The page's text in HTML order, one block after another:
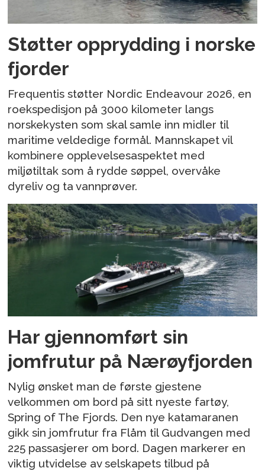
Støtter opprydding i norske
fjorder
Frequentis støtter Nordic Endeavour 2026, en
roekspedisjon på 3000 kilometer langs
norskekysten som skal samle inn midler til
maritime veldedige formål. Mannskapet vil
kombinere opplevelsesaspektet med
miljøtiltak som å rydde søppel, overvåke
dyreliv og ta vannprøver.
Har gjennomført sin
jomfrutur på Nærøyfjorden
Nylig ønsket man de første gjestene
velkommen om bord på sitt nyeste fartøy,
Spring of The Fjords. Den nye katamaranen
gikk sin jomfrutur fra Flåm til Gudvangen med
225 passasjerer om bord. Dagen markerer en
viktig utvidelse av selskapets tilbud på